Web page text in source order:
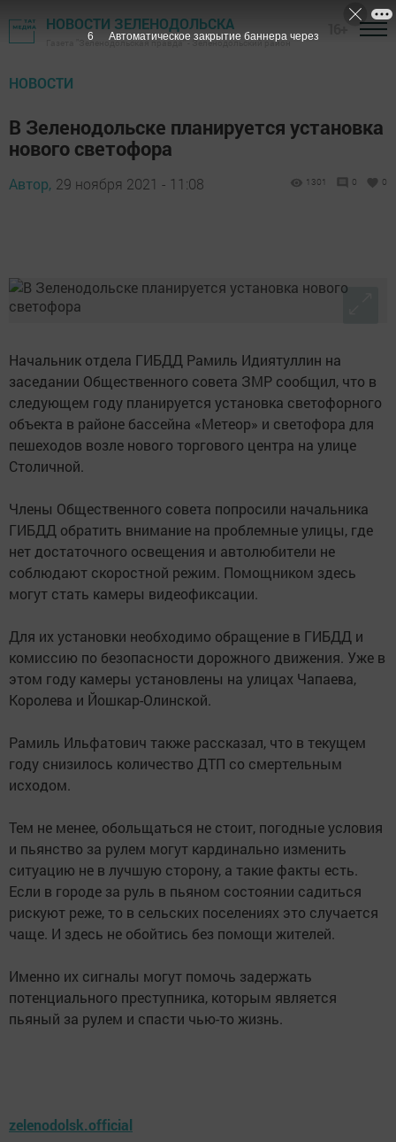
НОВОСТИ ЗЕЛЕНОДОЛЬСКА
Газета "Зеленодольская правда" - Зеленодольский район
НОВОСТИ
В Зеленодольске планируется установка
нового светофора
Автор, 29 ноября 2021 - 11:08 1301 0 0
Начальник отдела ГИБДД Рамиль Идиятуллин на
заседании Общественного совета ЗМР сообщил, что в
следующем году планируется установка светофорного
объекта в районе бассейна «Метеор» и светофора для
пешеходов возле нового торгового центра на улице
Столичной.
Члены Общественного совета попросили начальника
ГИБДД обратить внимание на проблемные улицы, где
нет достаточного освещения и автолюбители не
соблюдают скоростной режим. Помощником здесь
могут стать камеры видеофиксации.
Для их установки необходимо обращение в ГИБДД и
комиссию по безопасности дорожного движения. Уже в
этом году камеры установлены на улицах Чапаева,
Королева и Йошкар-Олинской.
Рамиль Ильфатович также рассказал, что в текущем
году снизилось количество ДТП со смертельным
исходом.
Тем не менее, обольщаться не стоит, погодные условия
и пьянство за рулем могут кардинально изменить
ситуацию не в лучшую сторону, а такие факты есть.
Если в городе за руль в пьяном состоянии садиться
рискуют реже, то в сельских поселениях это случается
чаще. И здесь не обойтись без помощи жителей.
Именно их сигналы могут помочь задержать
потенциального преступника, которым является
пьяный за рулем и спасти чью-то жизнь.
zelenodolsk.official
5 Автоматическое закрытие баннера через